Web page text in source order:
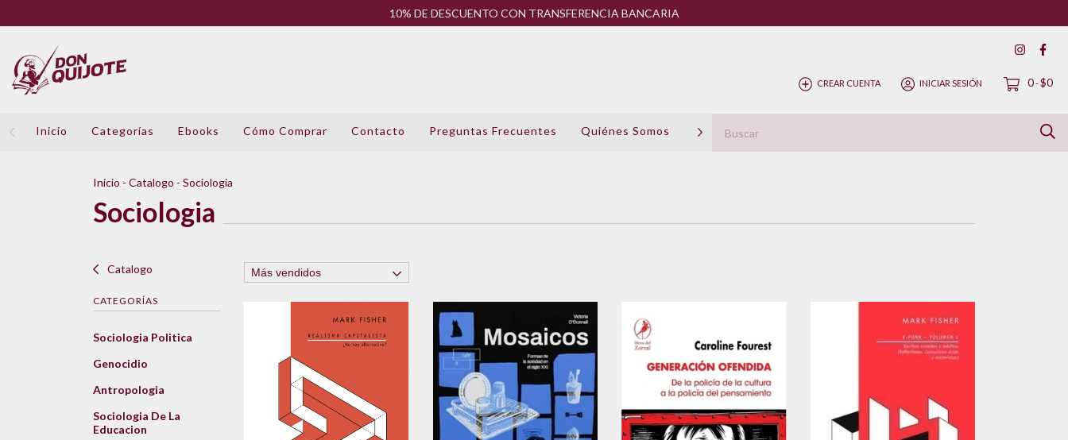
10% DE DESCUENTO CON TRANSFERENCIA BANCARIA
CREAR CUENTA INICIAR SESIÓN 0-$0
Inicio Categorías Ebooks Cómo Comprar Contacto Preguntas Frecuentes Quiénes Somos Política de Devolución
Inicio - Catalogo - Sociologia
Sociologia
Catalogo
CATEGORÍAS
Sociologia Politica
Genocidio
Antropologia
Sociologia De La
Educacion